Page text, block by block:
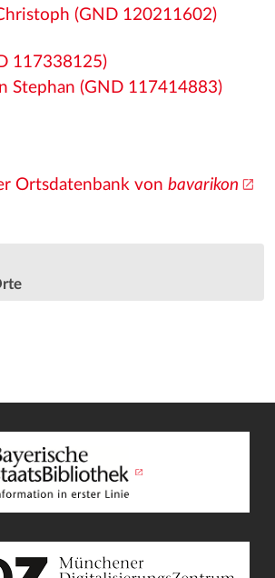
(GND 120211602)
117338125)
Stephan (GND 117414883)
Ortsdatenbank von bavarikon